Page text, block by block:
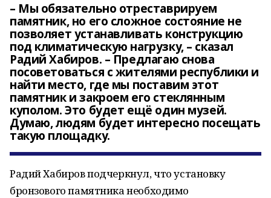
– Мы обязательно отреставрируем
памятник, но его сложное состояние не
позволяет устанавливать конструкцию
под климатическую нагрузку, – сказал
Радий Хабиров. – Предлагаю снова
посоветоваться с жителями республики и
найти место, где мы поставим этот
памятник и закроем его стеклянным
куполом. Это будет ещё один музей.
Думаю, людям будет интересно посещать
такую площадку.
Радий Хабиров подчеркнул, что установку
бронзового памятника необходимо